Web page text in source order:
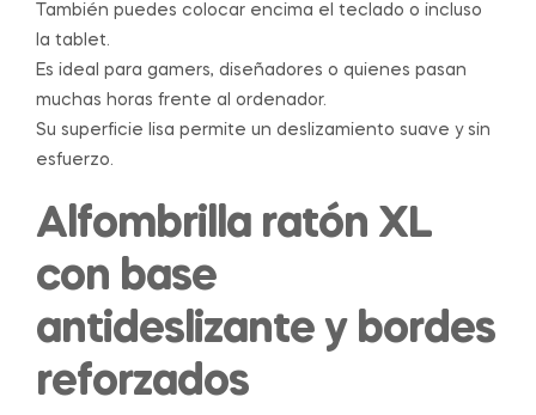
También puedes colocar encima el teclado o incluso
la tablet.
Es ideal para gamers, diseñadores o quienes pasan
muchas horas frente al ordenador.
Su superficie lisa permite un deslizamiento suave y sin
esfuerzo.
Alfombrilla ratón XL
con base
antideslizante y bordes
reforzados